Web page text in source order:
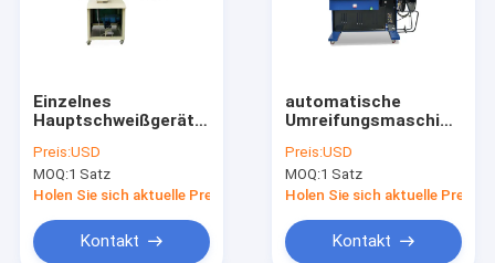
Über uns
Treten Sie mit uns in Verbindung
Nachrichten
Einzelnes
Hauptschweißgerät-
Heizsystem PVCs
Upvc
Preis:USD
MOQ:1 Satz
Holen Sie sich aktuelle Preis
Kontakt
automatische
Umreifungsmaschine-
Plane 3pcs S, die
Maschine 0.15KW
herstellt
Preis:USD
MOQ:1 Satz
Holen Sie sich aktuelle Preis
Kontakt